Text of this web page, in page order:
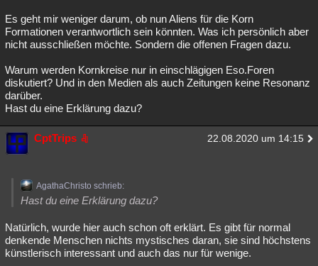
Es geht mir weniger darum, ob nun Aliens für die Korn
Formationen verantwortlich sein könnten. Was ich persönlich aber
nicht ausschließen möchte. Sondern die offenen Fragen dazu.
Warum werden Kornkreise nur in einschlägigen Eso.Foren
diskutiert? Und in den Medien als auch Zeitungen keine Resonanz
darüber.
Hast du eine Erklärung dazu?
CptTrips 22.08.2020 um 14:15
AgathaChristo schrieb:
Hast du eine Erklärung dazu?
Natürlich, wurde hier auch schon oft erklärt. Es gibt für normal
denkende Menschen nichts mystisches daran, sie sind höchstens
künstlerisch interessant und auch das nur für wenige.